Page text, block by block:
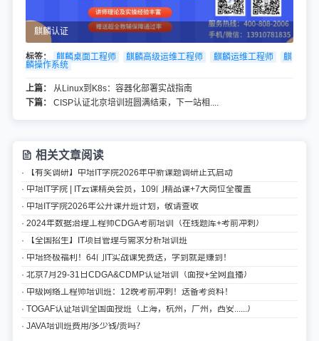
麒麟认证
标签： 麒麟桌面工程师 麒麟高级运维工程师 麒麟运维工程师 麒
麟操作系统
上篇：
从Linux到K8s：容器化部署实战指南
下篇：
CISP认证北京培训班圆满结束，下一站相....
相关文章阅读
· 【有奖调研】中培IT学院2026年中新课题调研正式启动
· 中培IT学院 | IT云课精英会员，109门精品课+7大岗位全覆盖
· 中培IT学院2026年公开课开班计划，敬请查收
· 2024年数据治理工程师CDGA考前培训（在线题库+考前冲刺）
· 【全国招生】IT项目管理与需求分析培训班
· 中培终极福利！64门IT实战课免费送，学到就是赚到！
· 北京7月29-31日CDGA&CDMP认证培训（面授+全网直播）
· 中级网络工程师培训班：12晚考前冲刺！送备考资料！
· TOGAF认证培训全国面授班（上海，杭州，广州，西安......）
· JAVA培训班费用/多少钱/贵吗？